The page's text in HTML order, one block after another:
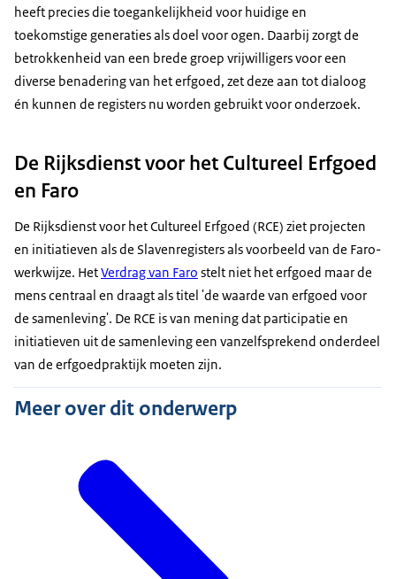
heeft precies die toegankelijkheid voor huidige en
toekomstige generaties als doel voor ogen. Daarbij zorgt de
betrokkenheid van een brede groep vrijwilligers voor een
diverse benadering van het erfgoed, zet deze aan tot dialoog
én kunnen de registers nu worden gebruikt voor onderzoek.
De Rijksdienst voor het Cultureel Erfgoed
en Faro
De Rijksdienst voor het Cultureel Erfgoed (RCE) ziet projecten
en initiatieven als de Slavenregisters als voorbeeld van de Faro-
werkwijze. HetVerdrag van Faro stelt niet het erfgoed maar de
mens centraal en draagt als titel 'de waarde van erfgoed voor
de samenleving'. De RCE is van mening dat participatie en
initiatieven uit de samenleving een vanzelfsprekend onderdeel
van de erfgoedpraktijk moeten zijn.
Meer over dit onderwerp